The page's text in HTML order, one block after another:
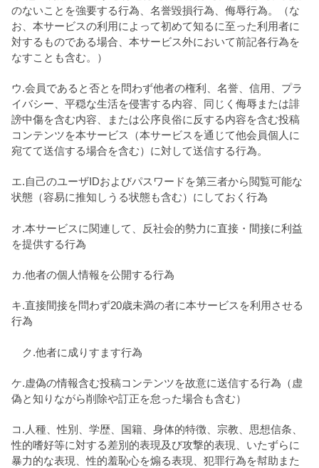
のないことを強要する行為、名誉毀損行為、侮辱行為。（な
お、本サービスの利用によって初めて知るに至った利用者に
対するものである場合、本サービス外において前記各行為を
なすことも含む。）
ウ.会員であると否とを問わず他者の権利、名誉、信用、プラ
イバシー、平穏な生活を侵害する内容、同じく侮辱または誹
謗中傷を含む内容、または公序良俗に反する内容を含む投稿
コンテンツを本サービス（本サービスを通じて他会員個人に
宛てて送信する場合を含む）に対して送信する行為。
エ.自己のユーザIDおよびパスワードを第三者から閲覧可能な
状態（容易に推知しうる状態も含む）にしておく行為
オ.本サービスに関連して、反社会的勢力に直接・間接に利益
を提供する行為
カ.他者の個人情報を公開する行為
キ.直接間接を問わず20歳未満の者に本サービスを利用させる
行為
ク.他者に成りすます行為
ケ.虚偽の情報含む投稿コンテンツを故意に送信する行為（虚
偽と知りながら削除や訂正を怠った場合も含む）
コ.人種、性別、学歴、国籍、身体的特徴、宗教、思想信条、
性的嗜好等に対する差別的表現及び攻撃的表現、いたずらに
暴力的な表現、性的羞恥心を煽る表現、犯罪行為を幇助また